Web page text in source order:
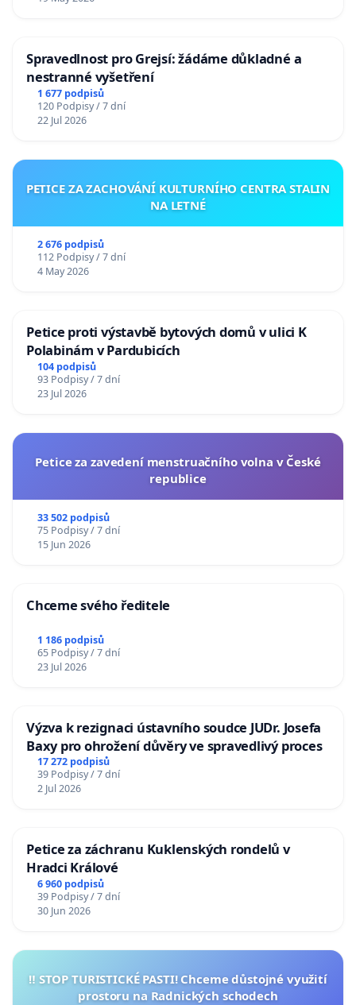
Spravedlnost pro Grejsí: žádáme důkladné a
nestranné vyšetření
1 677 podpisů
120 Podpisy / 7 dní
22 Jul 2026
PETICE ZA ZACHOVÁNÍ KULTURNÍHO CENTRA STALIN
NA LETNÉ
2 676 podpisů
112 Podpisy / 7 dní
4 May 2026
Petice proti výstavbě bytových domů v ulici K
Polabinám v Pardubicích
104 podpisů
93 Podpisy / 7 dní
23 Jul 2026
Petice za zavedení menstruačního volna v České
republice
33 502 podpisů
75 Podpisy / 7 dní
15 Jun 2026
Chceme svého ředitele
1 186 podpisů
65 Podpisy / 7 dní
23 Jul 2026
Výzva k rezignaci ústavního soudce JUDr. Josefa
Baxy pro ohrožení důvěry ve spravedlivý proces
17 272 podpisů
39 Podpisy / 7 dní
2 Jul 2026
Petice za záchranu Kuklenských rondelů v
Hradci Králové
6 960 podpisů
39 Podpisy / 7 dní
30 Jun 2026
‼️ STOP TURISTICKÉ PASTI! Chceme důstojné využití
prostoru na Radnických schodech